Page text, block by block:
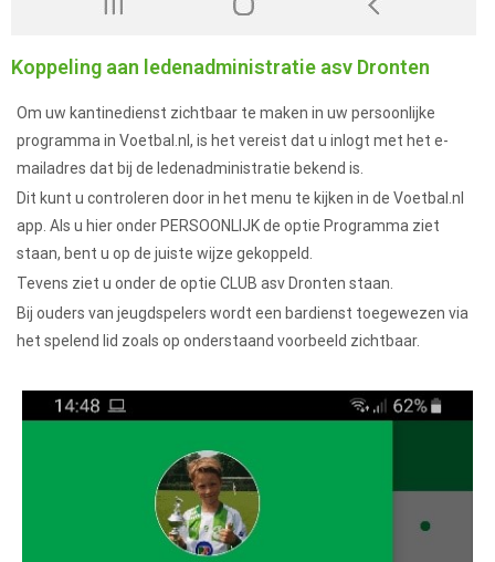
Koppeling aan ledenadministratie asv Dronten
Om uw kantinedienst zichtbaar te maken in uw persoonlijke
programma in Voetbal.nl, is het vereist dat u inlogt met het e-
mailadres dat bij de ledenadministratie bekend is.
Dit kunt u controleren door in het menu te kijken in de Voetbal.nl
app. Als u hier onder PERSOONLIJK de optie Programma ziet
staan, bent u op de juiste wijze gekoppeld.
Tevens ziet u onder de optie CLUB asv Dronten staan.
Bij ouders van jeugdspelers wordt een bardienst toegewezen via
het spelend lid zoals op onderstaand voorbeeld zichtbaar.